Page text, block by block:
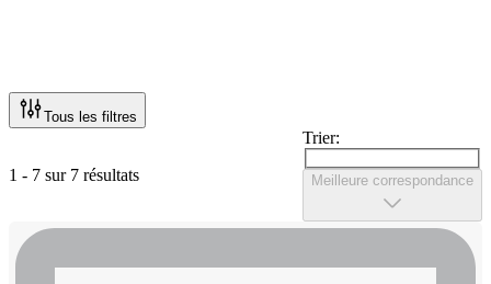
Tous les filtres
1 - 7 sur 7 résultats
Trier:
Meilleure correspondance